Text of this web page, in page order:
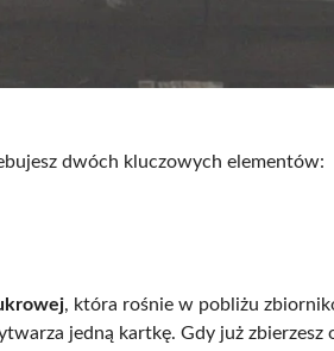
dwóch kluczowych elementów:
, która rośnie w pobliżu
jedną kartkę. Gdy już